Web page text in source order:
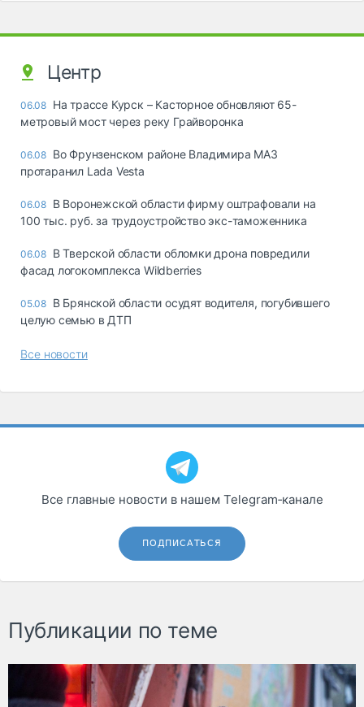
Центр
06.08 На трассе Курск – Касторное обновляют 65-
метровый мост через реку Грайворонка
06.08 Во Фрунзенском районе Владимира МАЗ
протаранил Lada Vesta
06.08 В Воронежской области фирму оштрафовали на
100 тыс. руб. за трудоустройство экс-таможенника
06.08 В Тверской области обломки дрона повредили
фасад логокомплекса Wildberries
05.08 В Брянской области осудят водителя, погубившего
целую семью в ДТП
Все новости
Все главные новости в нашем Telegram‑канале
ПОДПИСАТЬСЯ
Публикации по теме